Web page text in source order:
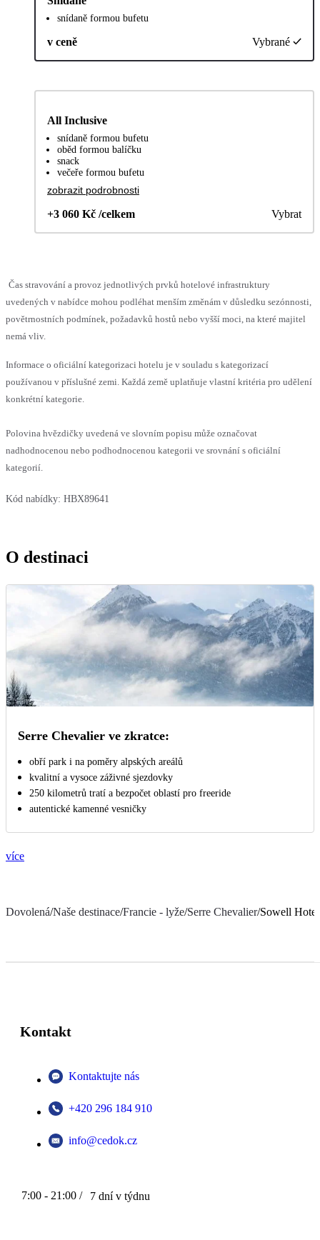
snídaně formou bufetu
v ceně Vybrané
All Inclusive
snídaně formou bufetu
oběd formou balíčku
snack
večeře formou bufetu
zobrazit podrobnosti
+3 060 Kč /celkem Vybrat
Čas stravování a provoz jednotlivých prvků hotelové infrastruktury
uvedených v nabídce mohou podléhat menším změnám v důsledku sezónnosti,
povětrnostních podmínek, požadavků hostů nebo vyšší moci, na které majitel
nemá vliv.
Informace o oficiální kategorizaci hotelu je v souladu s kategorizací
používanou v příslušné zemi. Každá země uplatňuje vlastní kritéria pro udělení
konkrétní kategorie.
Polovina hvězdičky uvedená ve slovním popisu může označovat
nadhodnocenou nebo podhodnocenou kategorii ve srovnání s oficiální
kategorií.
Kód nabídky: HBX89641
O destinaci
Serre Chevalier ve zkratce:
obří park i na poměry alpských areálů
kvalitní a vysoce záživné sjezdovky
250 kilometrů tratí a bezpočet oblastí pro freeride
autentické kamenné vesničky
více
Dovolená/Naše destinace/Francie - lyže/Serre Chevalier/Sowell
Kontakt
Kontaktujte nás
+420 296 184 910
info@cedok.cz
7:00 - 21:00 / 7 dní v týdnu